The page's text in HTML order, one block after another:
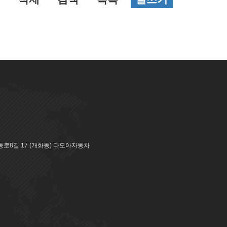
로8길 17 (개화동) 다모아자동차